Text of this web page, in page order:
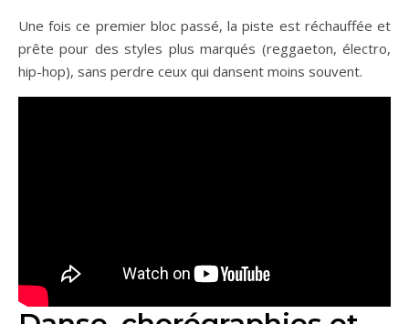
Une fois ce premier bloc passé, la piste est réchauffée et
prête pour des styles plus marqués (reggaeton, électro,
hip-hop), sans perdre ceux qui dansent moins souvent.